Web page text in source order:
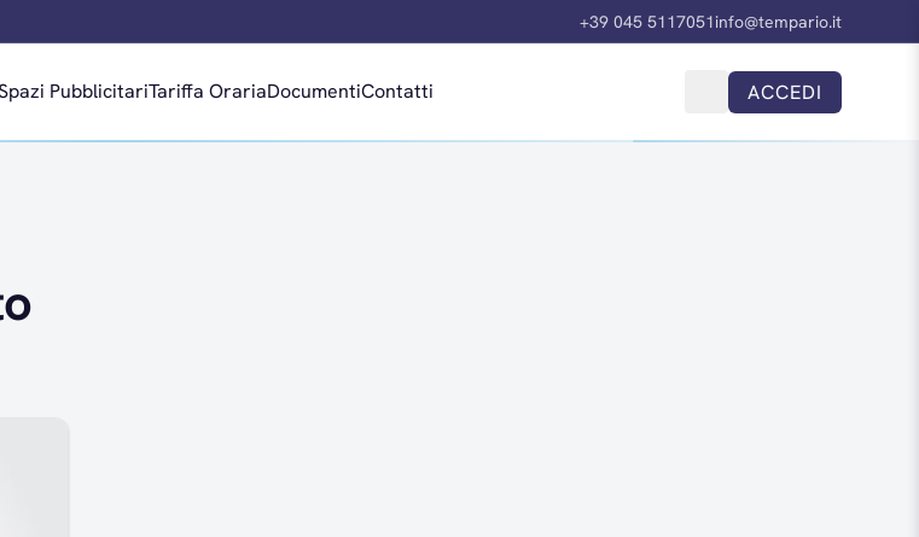
+39 045 5117051info@tempario.it
PubblicitariTariffa OrariaDocumentiContatti ACCEDI